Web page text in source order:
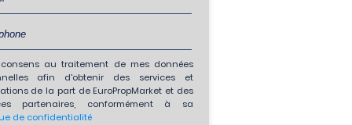
au traitement de mes données
afin d'obtenir des services et
de la part de EuroPropMarket et des
partenaires, conformément à sa
de confidentialité